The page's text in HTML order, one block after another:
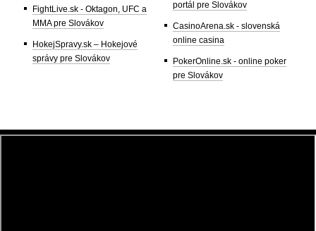
FightLive.sk - Oktagon, UFC a
MMA pre Slovákov
HokejSpravy.sk – Hokejové
správy pre Slovákov
portál pre Slovákov
CasinoArena.sk - slovenská
online casina
PokerOnline.sk - online poker
pre Slovákov